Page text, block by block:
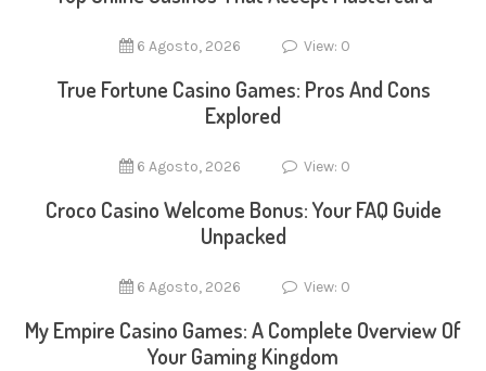
6 Agosto, 2026 View: 0
True Fortune Casino Games: Pros And Cons
Explored
6 Agosto, 2026 View: 0
Croco Casino Welcome Bonus: Your FAQ Guide
Unpacked
6 Agosto, 2026 View: 0
My Empire Casino Games: A Complete Overview Of
Your Gaming Kingdom